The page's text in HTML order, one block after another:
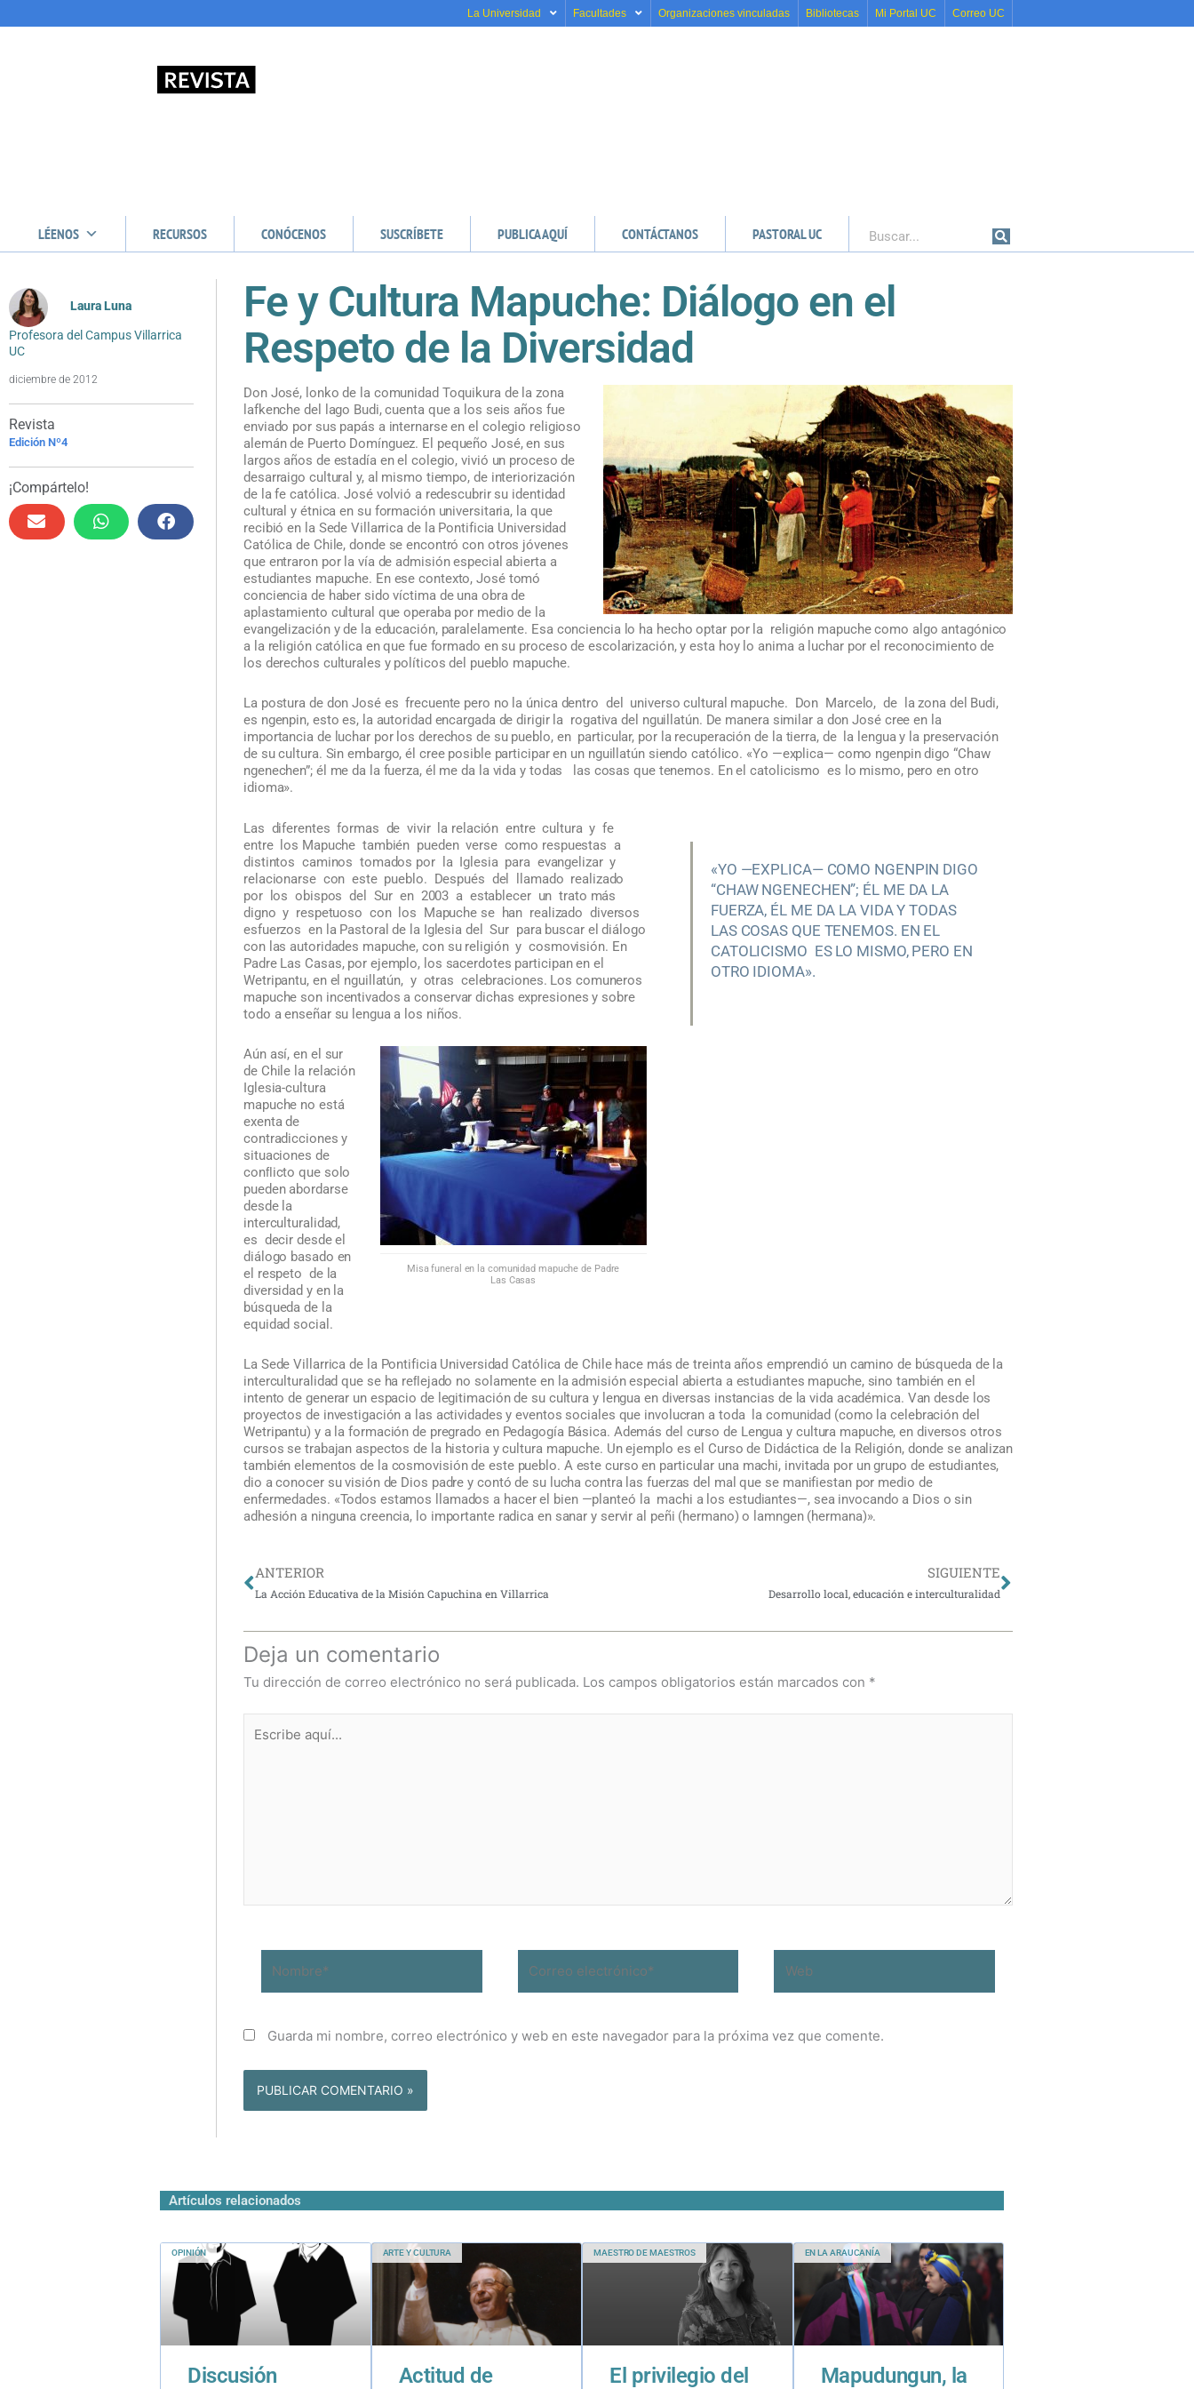
La Universidad Facultades Organizaciones vinculadas Bibliotecas Mi Portal UC Correo UC
LÉENOS RECURSOS CONÓCENOS SUSCRÍBETE PUBLICA AQUÍ CONTÁCTANOS PASTORAL UC Buscar
Laura Luna
Profesora del Campus Villarrica
UC
diciembre de 2012
Revista
Edición Nº4
¡Compártelo!
Fe y Cultura Mapuche: Diálogo en el
Respeto de la Diversidad
Don José, lonko de la comunidad Toquikura de la zona
lafkenche del lago Budi, cuenta que a los seis años fue
enviado por sus papás a internarse en el colegio religioso
alemán de Puerto Domínguez. El pequeño José, en sus
largos años de estadía en el colegio, vivió un proceso de
desarraigo cultural y, al mismo tiempo, de interiorización
de la fe católica. José volvió a redescubrir su identidad
cultural y étnica en su formación universitaria, la que
recibió en la Sede Villarrica de la Pontificia Universidad
Católica de Chile, donde se encontró con otros jóvenes
que entraron por la vía de admisión especial abierta a
estudiantes mapuche. En ese contexto, José tomó
conciencia de haber sido víctima de una obra de
aplastamiento cultural que operaba por medio de la
evangelización y de la educación, paralelamente. Esa conciencia lo ha hecho optar por la religión mapuche como algo antagónico
a la religión católica en que fue formado en su proceso de escolarización, y esta hoy lo anima a luchar por el reconocimiento de
los derechos culturales y políticos del pueblo mapuche.
La postura de don José es frecuente pero no la única dentro del universo cultural mapuche. Don Marcelo, de la zona del Budi,
es ngenpin, esto es, la autoridad encargada de dirigir la rogativa del nguillatún. De manera similar a don José cree en la
importancia de luchar por los derechos de su pueblo, en particular, por la recuperación de la tierra, de la lengua y la preservación
de su cultura. Sin embargo, él cree posible participar en un nguillatún siendo católico. «Yo —explica— como ngenpin digo “Chaw
ngenechen”; él me da la fuerza, él me da la vida y todas las cosas que tenemos. En el catolicismo es lo mismo, pero en otro
idioma».
«YO —EXPLICA— COMO NGENPIN DIGO
“CHAW NGENECHEN”; ÉL ME DA LA
FUERZA, ÉL ME DA LA VIDA Y TODAS
LAS COSAS QUE TENEMOS. EN EL
CATOLICISMO ES LO MISMO, PERO EN
OTRO IDIOMA».
Las diferentes formas de vivir la relación entre cultura y fe
entre los Mapuche también pueden verse como respuestas a
distintos caminos tomados por la Iglesia para evangelizar y
relacionarse con este pueblo. Después del llamado realizado
por los obispos del Sur en 2003 a establecer un trato más
digno y respetuoso con los Mapuche se han realizado diversos
esfuerzos en la Pastoral de la Iglesia del Sur para buscar el diálogo
con las autoridades mapuche, con su religión y cosmovisión. En
Padre Las Casas, por ejemplo, los sacerdotes participan en el
Wetripantu, en el nguillatún, y otras celebraciones. Los comuneros
mapuche son incentivados a conservar dichas expresiones y sobre
todo a enseñar su lengua a los niños.
Misa funeral en la comunidad mapuche de Padre
Las Casas
Aún así, en el sur
de Chile la relación
Iglesia-cultura
mapuche no está
exenta de
contradicciones y
situaciones de
conﬂicto que solo
pueden abordarse
desde la
interculturalidad,
es decir desde el
diálogo basado en
el respeto de la
diversidad y en la
búsqueda de la
equidad social.
La Sede Villarrica de la Pontificia Universidad Católica de Chile hace más de treinta años emprendió un camino de búsqueda de la
interculturalidad que se ha reﬂejado no solamente en la admisión especial abierta a estudiantes mapuche, sino también en el
intento de generar un espacio de legitimación de su cultura y lengua en diversas instancias de la vida académica. Van desde los
proyectos de investigación a las actividades y eventos sociales que involucran a toda la comunidad (como la celebración del
Wetripantu) y a la formación de pregrado en Pedagogía Básica. Además del curso de Lengua y cultura mapuche, en diversos otros
cursos se trabajan aspectos de la historia y cultura mapuche. Un ejemplo es el Curso de Didáctica de la Religión, donde se analizan
también elementos de la cosmovisión de este pueblo. A este curso en particular una machi, invitada por un grupo de estudiantes,
dio a conocer su visión de Dios padre y contó de su lucha contra las fuerzas del mal que se manifiestan por medio de
enfermedades. «Todos estamos llamados a hacer el bien —planteó la machi a los estudiantes—, sea invocando a Dios o sin
adhesión a ninguna creencia, lo importante radica en sanar y servir al peñi (hermano) o lamngen (hermana)».
Ant
ANTERIOR
La Acción Educativa de la Misión Capuchina en Villarrica
SIGUIENTE
Desarrollo local, educación e interculturalidad
Siguiente
Deja un comentario
Tu dirección de correo electrónico no será publicada. Los campos obligatorios están marcados con *
aquí...
electrónico*
Guarda mi nombre, correo electrónico y web en este navegador para la próxima vez que comente.
Artículos relacionados
OPINIÓN
Discusión
ARTE Y CULTURA
Actitud de
MAESTRO DE MAESTROS
El privilegio del
EN LA ARAUCANÍA
Mapudungun, la